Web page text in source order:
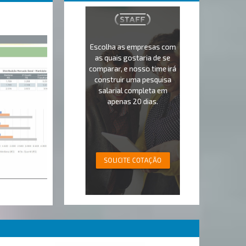
Escolha as empresas com
as quais gostaria de se
comparar, e nosso time irá
construir uma pesquisa
salarial completa em
apenas 20 dias.
SOLICITE COTAÇÃO